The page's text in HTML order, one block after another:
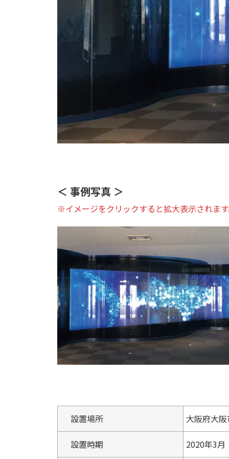
＜ 事例写真 ＞
※イメージをクリックすると拡大表示されま
設置場所 大阪府大
設置時期 2020年3月